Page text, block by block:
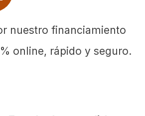
nuestro financiamiento
online, rápido y seguro.